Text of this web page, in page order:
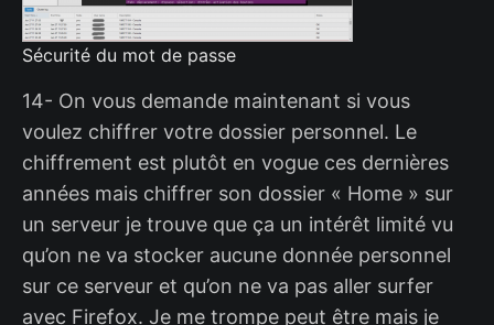
Sécurité du mot de passe
14- On vous demande maintenant si vous
voulez chiffrer votre dossier personnel. Le
chiffrement est plutôt en vogue ces dernières
années mais chiffrer son dossier « Home » sur
un serveur je trouve que ça un intérêt limité vu
qu’on ne va stocker aucune donnée personnel
sur ce serveur et qu’on ne va pas aller surfer
avec Firefox. Je me trompe peut être mais je